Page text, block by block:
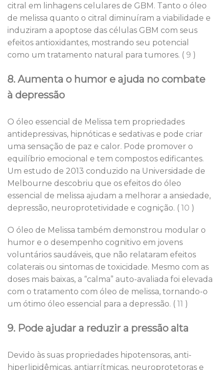
citral em linhagens celulares de GBM. Tanto o óleo
de melissa quanto o citral diminuíram a viabilidade e
induziram a apoptose das células GBM com seus
efeitos antioxidantes, mostrando seu potencial
como um tratamento natural para tumores. ( 9 )
8. Aumenta o humor e ajuda no combate
à depressão
O óleo essencial de Melissa tem propriedades
antidepressivas, hipnóticas e sedativas e pode criar
uma sensação de paz e calor. Pode promover o
equilíbrio emocional e tem compostos edificantes.
Um estudo de 2013 conduzido na Universidade de
Melbourne descobriu que os efeitos do óleo
essencial de melissa ajudam a melhorar a ansiedade,
depressão, neuroprotetividade e cognição. ( 10 )
O óleo de Melissa também demonstrou modular o
humor e o desempenho cognitivo em jovens
voluntários saudáveis, que não relataram efeitos
colaterais ou sintomas de toxicidade. Mesmo com as
doses mais baixas, a “calma” auto-avaliada foi elevada
com o tratamento com óleo de melissa, tornando-o
um ótimo óleo essencial para a depressão. ( 11 )
9. Pode ajudar a reduzir a pressão alta
Devido às suas propriedades hipotensoras, anti-
hiperlipidêmicas, antiarrítmicas, neuroprotetoras e